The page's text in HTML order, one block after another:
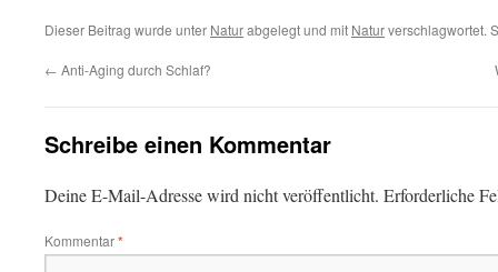
Dieser Beitrag wurde unter Naturabgelegt und mit Naturverschlagwortet.
← Anti-Aging durch Schlaf?
Schreibe einen Kommentar
Deine E-Mail-Adresse wird nicht veröffentlicht. Erforderliche
Kommentar*